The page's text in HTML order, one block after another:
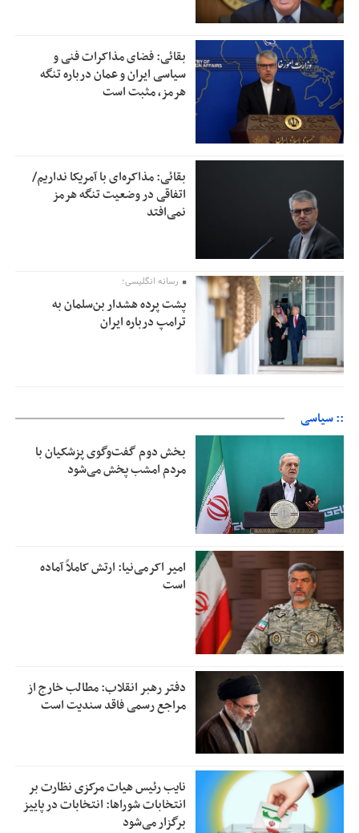
بقائی: فضای مذاکرات فنی و
سیاسی ایران و عمان درباره تنگه
هرمز، مثبت است
بقائی: مذاکره‌ای با آمریکا نداریم/
اتفاقی در وضعیت تنگه هرمز
نمی‌افتد
رسانه انگلیسی؛
پشت پرده هشدار بن‌سلمان به
ترامپ درباره ایران
:: سیاسی
بخش دوم گفت‌وگوی پزشکیان با
مردم امشب پخش می‌شود
امیر اکرمی‌نیا: ارتش کاملاً آماده
است
دفتر رهبر انقلاب: مطالب خارج از
مراجع رسمی فاقد سندیت است
نایب رئیس هیات مرکزی نظارت بر
انتخابات شوراها: انتخابات در پاییز
برگزار می‌شود